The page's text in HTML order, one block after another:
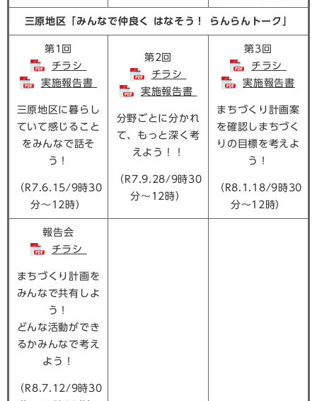
三原地区「みんなで仲良く はなそう！ らんらんトーク」
第1回
チラシ
実施報告書
三原地区に暮らし
ていて感じること
をみんなで話そ
う！
（R7.6.15/9時30
分～12時）
第2回
チラシ
実施報告書
分野ごとに分かれ
て、もっと深く考
えよう！！
（R7.9.28/9時30
分～12時）
第3回
チラシ
実施報告書
まちづくり計画案
を確認しまちづく
りの目標を考えよ
う！
（R8.1.18/9時30
分～12時）
報告会
チラシ
まちづくり計画を
みんなで共有しよ
う！
どんな活動ができ
るかみんなで考え
よう！
（R8.7.12/9時30